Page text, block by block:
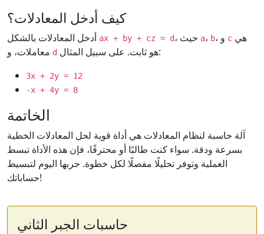
كيف أدخل المعادلات؟
ax + by + cz = d a، b c
d هو ثابت. على سبيل المثال:
3x + 2y = 12
-x + 4y = 8
الخاتمة
آلة حاسبة لنظام المعادلات هي أداة قوية لحل المعادلات الخطية
بسرعة ودقة. سواء كنت طالبًا أو محترفًا، فإن هذه الأداة تبسط
العملية وتوفر تحليلًا مفصلًا لكل خطوة. جربها اليوم لتبسيط
حساباتك!
حاسبات الجبر الثاني